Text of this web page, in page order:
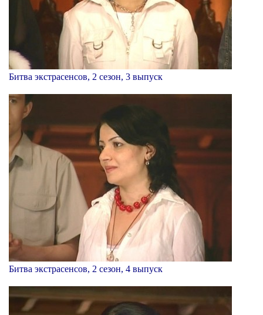
Битва экстрасенсов, 2 сезон, 3 выпуск
Битва экстрасенсов, 2 сезон, 4 выпуск